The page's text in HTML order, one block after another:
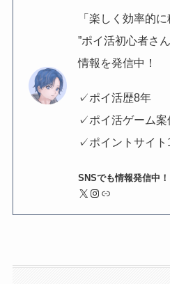
「楽しく効率的
”ポイ活初心者さ
情報を発信中！
✓ポイ活歴8年
✓ポイ活ゲーム案
✓ポイントサイト
SNSでも情報発信中！
X Instagram リンク